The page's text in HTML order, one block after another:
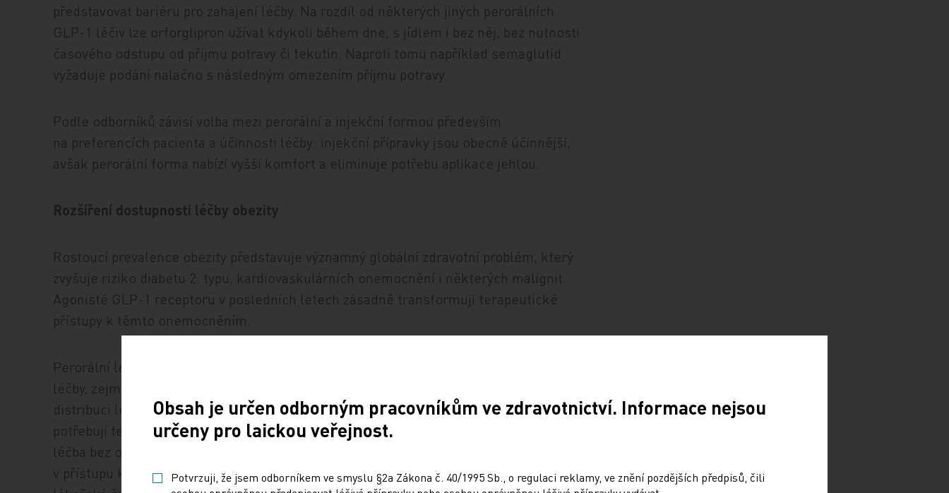
představovat bariéru pro zahájení léčby. Na rozdíl od některých jiných perorálních
GLP-1 léčiv lze orforglipron užívat kdykoli během dne, s jídlem i bez něj, bez nutnosti
časového odstupu od příjmu potravy či tekutin. Naproti tomu například semaglutid
vyžaduje podání nalačno s následným omezením příjmu potravy.
Podle odborníků závisí volba mezi perorální a injekční formou především
na preferencích pacienta a účinnosti léčby: injekční přípravky jsou obecně účinnější,
avšak perorální forma nabízí vyšší komfort a eliminuje potřebu aplikace jehlou.
Rozšíření dostupnosti léčby obezity
Rostoucí prevalence obezity představuje významný globální zdravotní problém, který
zvyšuje riziko diabetu 2. typu, kardiovaskulárních onemocnění i některých malignit.
Agonisté GLP-1 receptoru v posledních letech zásadně transformují terapeutické
přístupy k těmto onemocněním.
Perorální lékové formy, jako je orforglipron, mohou významně rozšířit dostupnost
léčby, zejména u pacientů, kteří odmítají injekční terapii. Zároveň mohou zjednodušit
distribuci léčiv a jejich implementaci do dlouhodobé péče. „Pacienti s obezitou
potřebují terapeutické možnosti, které reflektují jejich individuální situaci. Perorální
léčba bez omezení příjmu potravy či tekutin jim může poskytnout větší flexibilitu
v přístupu k terapii,“ uvedla v tiskové zprávě Deborah Hornová z UTHealth Houston,
Obsah je určen odborným pracovníkům ve zdravotnictví. Informace nejsou
určeny pro laickou veřejnost.
Potvrzuji, že jsem odborníkem ve smyslu §2a Zákona č. 40/1995 Sb., o regulaci reklamy, ve znění pozdějších předpisů, čili